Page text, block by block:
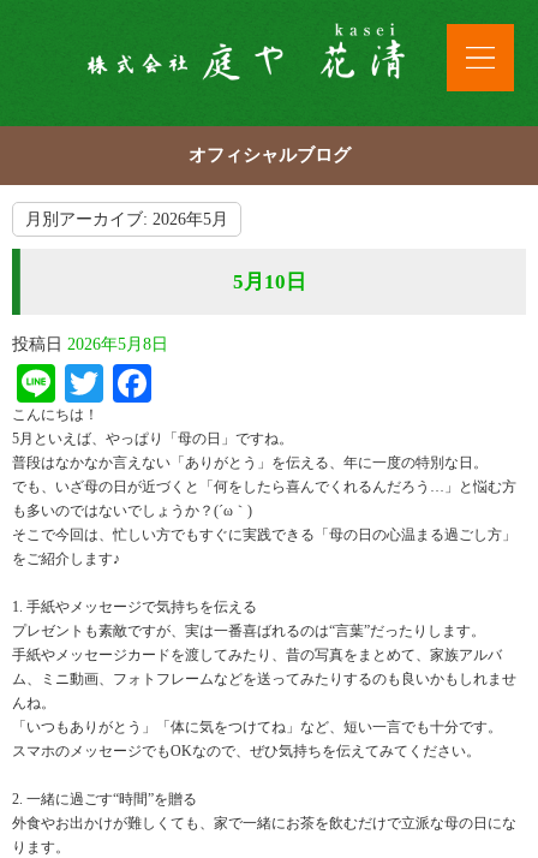
オフィシャルブログ
月別アーカイブ: 2026年5月
5月10日
投稿日 2026年5月8日
LineTwitter
こんにちは！
5月といえば、やっぱり「母の日」ですね。
普段はなかなか言えない「ありがとう」を伝える、年に一度の特別な日。
でも、いざ母の日が近づくと「何をしたら喜んでくれるんだろう…」と悩む方
も多いのではないでしょうか？(´ω｀)
そこで今回は、忙しい方でもすぐに実践できる「母の日の心温まる過ごし方」
をご紹介します♪
1. 手紙やメッセージで気持ちを伝える
プレゼントも素敵ですが、実は一番喜ばれるのは“言葉”だったりします。
手紙やメッセージカードを渡してみたり、昔の写真をまとめて、家族アルバ
ム、ミニ動画、フォトフレームなどを送ってみたりするのも良いかもしれませ
んね。
「いつもありがとう」「体に気をつけてね」など、短い一言でも十分です。
スマホのメッセージでもOKなので、ぜひ気持ちを伝えてみてください。
2. 一緒に過ごす“時間”を贈る
外食やお出かけが難しくても、家で一緒にお茶を飲むだけで立派な母の日にな
ります。